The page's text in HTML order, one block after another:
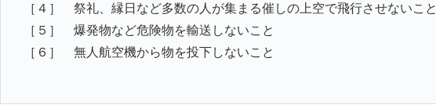
［４］ 祭礼、縁日など多数の人が集まる催しの上空で飛行させないこと
［５］ 爆発物など危険物を輸送しないこと
［６］ 無人航空機から物を投下しないこと